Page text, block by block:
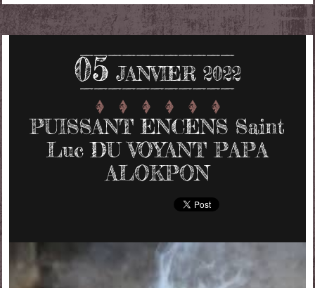
05 JANVIER 2022
PUISSANT ENCENS Saint
Luc DU VOYANT PAPA
ALOKPON